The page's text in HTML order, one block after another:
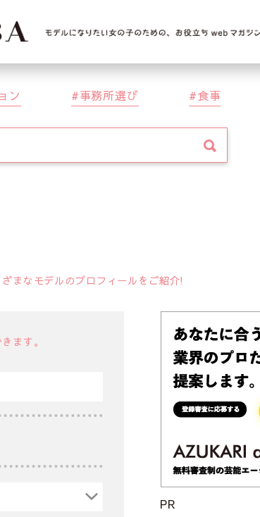
ン 事務所選び 食事
まなモデルのプロフィールをご紹介!
ます。
PR